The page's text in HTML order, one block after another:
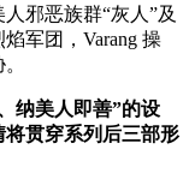
邪恶族群“灰人”及
军团，Varang 操
纳美人即善”的设
贯穿系列后三部形